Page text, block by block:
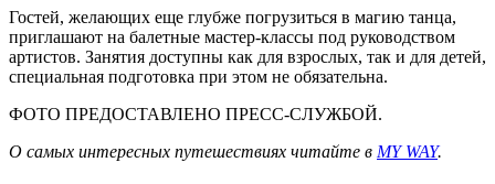
Гостей, желающих еще глубже погрузиться в магию танца,
приглашают на балетные мастер-классы под руководством
артистов. Занятия доступны как для взрослых, так и для детей,
специальная подготовка при этом не обязательна.
ФОТО ПРЕДОСТАВЛЕНО ПРЕСС-СЛУЖБОЙ.
О самых интересных путешествиях читайте в MY WAY.